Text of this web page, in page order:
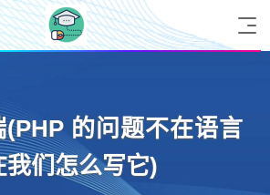
的问题不在语言
们怎么写它)